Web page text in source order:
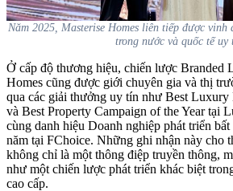
Năm 2025, Masterise Homes liên tiếp được
trong nước và quốc tế uy
Ở cấp độ thương hiệu, chiến lược Branded
Homes cũng được giới chuyên gia và thị
qua các giải thưởng uy tín như Best Luxury
và Best Property Campaign of the Year tại
cùng danh hiệu Doanh nghiệp phát triển bất
năm tại FChoice. Những ghi nhận này cho
không chỉ là một thông điệp truyền thông,
như một chiến lược phát triển khác biệt
cao cấp.